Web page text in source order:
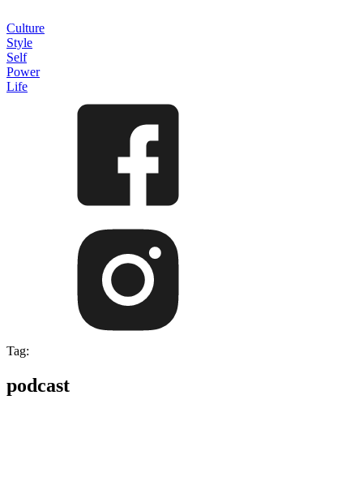
Culture
Style
Self
Power
Life
Tag:
podcast